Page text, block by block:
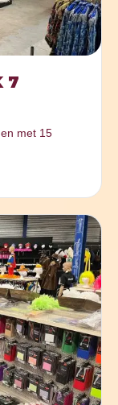
7
met 15